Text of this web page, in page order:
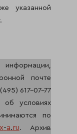
указанной
почте
617-07-77
условиях
по
-a.ru. Архив